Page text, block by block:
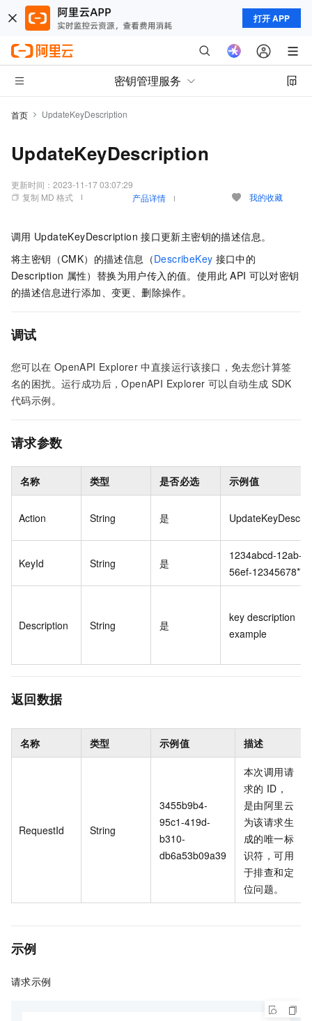
打开 APP
密钥管理服务
首页 UpdateKeyDescription
UpdateKeyDescription
更新时间： 2023-11-17 03:07:29
复制 MD 格式
产品详情 我的收藏
调用 UpdateKeyDescription 接口更新主密钥的描述信息。
将主密钥（CMK）的描述信息（DescribeKey 接口中的
Description 属性）替换为用户传入的值。使用此 API 可以对密钥
的描述信息进行添加、变更、删除操作。
调试
您可以在 OpenAPI Explorer 中直接运行该接口，免去您计算签
名的困扰。运行成功后，OpenAPI Explorer 可以自动生成 SDK
代码示例。
请求参数
名称 类型 是否必选 示例值
Action String 是
KeyId String 是
1234abcd-12ab-
56ef-12345678****
Description String 是
key description
example
返回数据
名称 类型 示例值 描述
RequestId String
3455b9b4-
95c1-419d-
b310-
db6a53b09a39
本次调用请
求的 ID，
是由阿里云
为该请求生
成的唯一标
识符，可用
于排查和定
位问题。
示例
请求示例